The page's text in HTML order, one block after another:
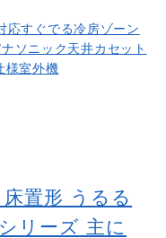
応すぐでる冷房ゾーン
ソニック天井カセット
様室外機
置形 うるる
リーズ 主に